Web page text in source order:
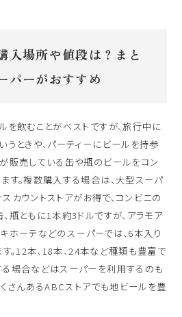
入場所や値段は？まと
パーがおすすめ
を飲むことがベストですが、旅行中に
うときや、パーティーにビールを持参
販売している缶や瓶のビールをコン
す。複数購入する場合は、大型スーパ
カウントストアがお得で、コンビニの
瓶ともに1本約3ドルですが、アラモア
ホーテなどのスーパーでは、6本入り
。12本、18本、24本など種類も豊富で
場合などはスーパーを利用するのも
くさんあるABCストアでも地ビールを豊